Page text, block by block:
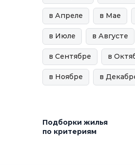
в Апреле в Мае
в Июле в Августе
в Сентябре в
в Ноябре в
Подборки жилья
по критериям